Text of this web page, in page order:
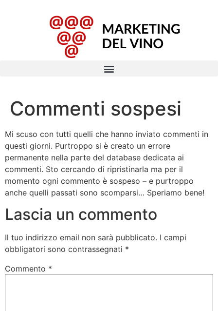
Commenti sospesi
Mi scuso con tutti quelli che hanno inviato commenti in
questi giorni. Purtroppo si è creato un errore
permanente nella parte del database dedicata ai
commenti. Sto cercando di ripristinarla ma per il
momento ogni commento è sospeso – e purtroppo
anche quelli passati sono scomparsi… Speriamo bene!
Lascia un commento
Il tuo indirizzo email non sarà pubblicato. I campi
obbligatori sono contrassegnati *
Commento *